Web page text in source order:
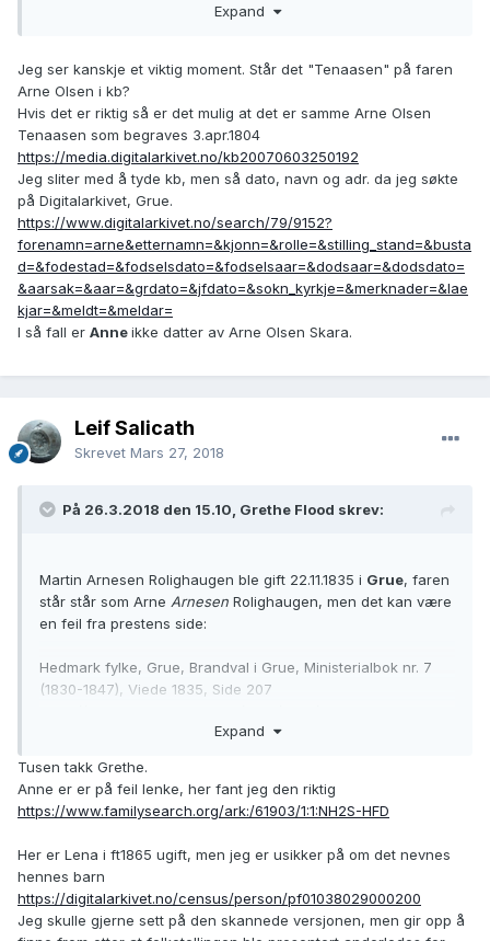
etter Arne Olsen.
Expand
Jeg ser kanskje et viktig moment. Står det "Tenaasen" på faren
Arne Olsen i kb?
Hvis det er riktig så er det mulig at det er samme Arne Olsen
Tenaasen som begraves 3.apr.1804
https://media.digitalarkivet.no/kb20070603250192
Jeg sliter med å tyde kb, men så dato, navn og adr. da jeg søkte
på Digitalarkivet, Grue.
https://www.digitalarkivet.no/search/79/9152?
forenamn=arne&etternamn=&kjonn=&rolle=&stilling_stand=&busta
d=&fodestad=&fodselsdato=&fodselsaar=&dodsaar=&dodsdato=
&aarsak=&aar=&grdato=&jfdato=&sokn_kyrkje=&merknader=&lae
kjar=&meldt=&meldar=
I så fall er Anneikke datter av Arne Olsen Skara.
Leif Salicath
Skrevet Mars 27, 2018
På 26.3.2018 den 15.10, Grethe Flood skrev:
Martin Arnesen Rolighaugen ble gift 22.11.1835 i Grue, faren
står står som Arne Arnesen Rolighaugen, men det kan være
en feil fra prestens side:
Hedmark fylke, Grue, Brandval i Grue, Ministerialbok nr. 7
(1830-1847), Viede 1835, Side 207
Kan dette være dåpen til Inger Maria?
https://digitalarkivet.no/view/255/pd00000009443059
Anne, 1811
https://digitalarkivet.no/view/255/pd00000009443059
Lena, 1818
Expand
Tusen takk Grethe.
Anne er er på feil lenke, her fant jeg den riktig
https://www.familysearch.org/ark:/61903/1:1:NH2S-HFD
Her er Lena i ft1865 ugift, men jeg er usikker på om det nevnes
hennes barn
https://digitalarkivet.no/census/person/pf01038029000200
Jeg skulle gjerne sett på den skannede versjonen, men gir opp å